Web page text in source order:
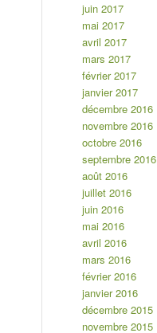
juin 2017
mai 2017
avril 2017
mars 2017
février 2017
janvier 2017
décembre 2016
novembre 2016
octobre 2016
septembre 2016
août 2016
juillet 2016
juin 2016
mai 2016
avril 2016
mars 2016
février 2016
janvier 2016
décembre 2015
novembre 2015